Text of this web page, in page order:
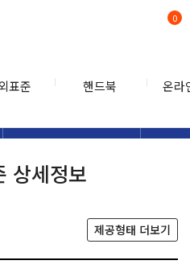
표준 핸드북 온라
0
상세정보
제공형태 더보기